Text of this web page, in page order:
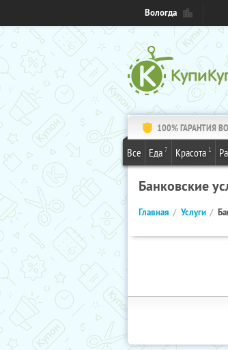
Вологда
100% ГАРАНТИЯ
Все Еда 7 Красота 1
Банковские
Главная Услуги